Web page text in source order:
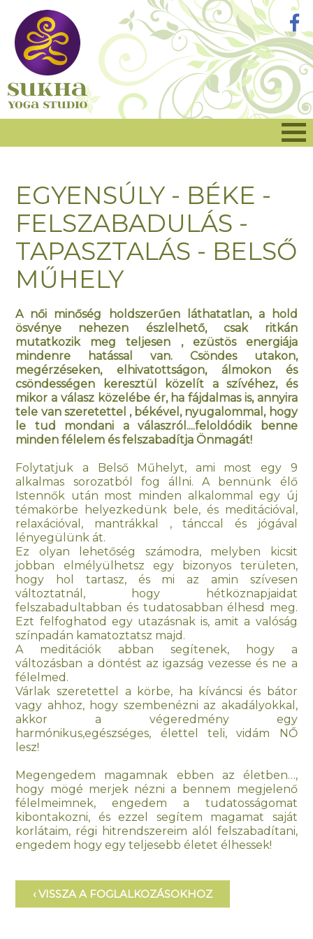
EGYENSÚLY - BÉKE -
FELSZABADULÁS -
TAPASZTALÁS - BELSŐ
MŰHELY
A női minőség holdszerűen láthatatlan, a hold
ösvénye nehezen észlelhető, csak ritkán
mutatkozik meg teljesen , ezüstös energiája
mindenre hatással van. Csöndes utakon,
megérzéseken, elhivatottságon, álmokon és
csöndességen keresztül közelít a szívéhez, és
mikor a válasz közelébe ér, ha fájdalmas is, annyira
tele van szeretettel , békével, nyugalommal, hogy
le tud mondani a válaszról....feloldódik benne
minden félelem és felszabadítja Önmagát!
Folytatjuk a Belső Műhelyt, ami most egy 9
alkalmas sorozatból fog állni. A bennünk élő
Istennők után most minden alkalommal egy új
témakörbe helyezkedünk bele, és meditációval,
relaxációval, mantrákkal , tánccal és jógával
lényegülünk át.
Ez olyan lehetőség számodra, melyben kicsit
jobban elmélyülhetsz egy bizonyos területen,
hogy hol tartasz, és mi az amin szívesen
változtatnál, hogy hétköznapjaidat
felszabadultabban és tudatosabban élhesd meg.
Ezt felfoghatod egy utazásnak is, amit a valóság
színpadán kamatoztatsz majd.
A meditációk abban segítenek, hogy a
változásban a döntést az igazság vezesse és ne a
félelmed.
Várlak szeretettel a körbe, ha kíváncsi és bátor
vagy ahhoz, hogy szembenézni az akadályokkal,
akkor a végeredmény egy
harmónikus,egészséges, élettel teli, vidám NŐ
lesz!
Megengedem magamnak ebben az életben…,
hogy mögé merjek nézni a bennem megjelenő
félelmeimnek, engedem a tudatosságomat
kibontakozni, és ezzel segítem magamat saját
korlátaim, régi hitrendszereim alól felszabadítani,
engedem hogy egy teljesebb életet élhessek!
‹ VISSZA A FOGLALKOZÁSOKHOZ